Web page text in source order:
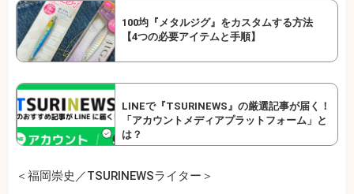
100均『メタルジグ』をカスタムする方法
【4つの必要アイテムと手順】
LINEで『TSURINEWS』の厳選記事が届く！
「アカウントメディアプラットフォーム」と
は？
＜福岡崇史／TSURINEWSライター＞